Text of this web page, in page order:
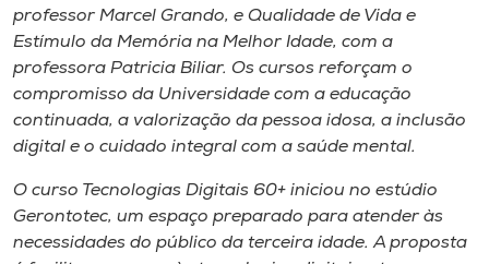
Museu
Unoesc
Store
Selecione
o idioma
professor Marcel Grando, e Qualidade de Vida e
Estímulo da Memória na Melhor Idade, com a
professora Patricia Biliar. Os cursos reforçam o
compromisso da Universidade com a educação
continuada, a valorização da pessoa idosa, a inclusão
digital e o cuidado integral com a saúde mental.
O curso Tecnologias Digitais 60+ iniciou no estúdio
Gerontotec, um espaço preparado para atender às
necessidades do público da terceira idade. A proposta